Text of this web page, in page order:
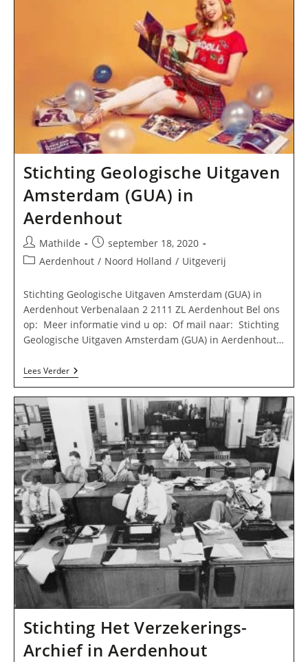
Stichting Geologische Uitgaven
Amsterdam (GUA) in
Aerdenhout
Bericht
auteur:
Mathilde
Bericht
gepubliceerd
september 18, 2020
Berichtcategorie:
Aerdenhout / Noord Holland / Uitgeverij
Stichting Geologische Uitgaven Amsterdam (GUA) in
Aerdenhout Verbenalaan 2 2111 ZL Aerdenhout Bel ons
op: Meer informatie vind u op: Of mail naar: Stichting
Geologische Uitgaven Amsterdam (GUA) in Aerdenhout…
Lees VerderStichting
Geologische
Amsterdam
(GUA)
Aerdenhout
Stichting Het Verzekerings-
Archief in Aerdenhout